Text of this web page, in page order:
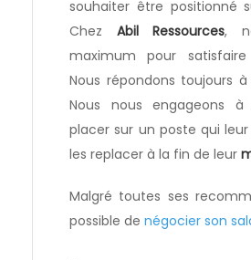
souhaiter être positionné
Chez Abil Ressources,
maximum pour
Nous répondons toujours
Nous nous engageons
placer sur un poste qui
les replacer à la fin de leur
Malgré toutes ses
possible de négocier son